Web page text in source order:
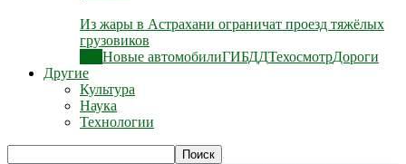
Из жары в Астрахани ограничат проезд тяжёлых
грузовиков
Новые автомобилиГИБДДТехосмотрДороги
Другие
Культура
Наука
Технологии